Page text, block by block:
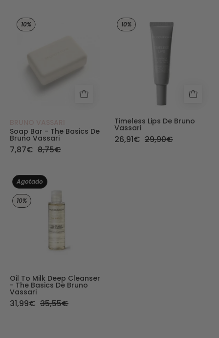
Soap Bar - The Basics de Bruno Vassari - Bruno
10%
Soap Bar - The Basics De
Bruno Vassari
7,87€ 8,75€
Timeless Lips
10%
Timeless Lips De Bruno
Vassari
26,91€ 29,90€
Agotado
10%
Oil To Milk Deep Cleanser
- The Basics De Bruno
Vassari
31,99€ 35,55€